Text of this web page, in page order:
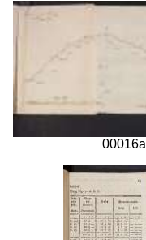
00016a